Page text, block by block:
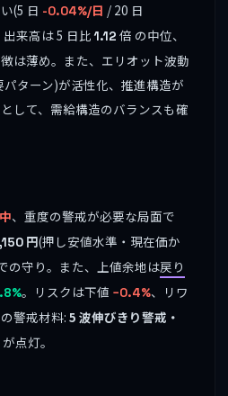
(5 日 -0.04%/日 / 20 日
出来高は 5 日比1.12 倍 の中位、
は薄め。また、エリオット波動
ターン)が活性化、推進構造が
して、需給構造のバランスも確
、重度の警戒が必要な局面で
円(押し安値水準・現在価か
の守り。また、上値余地は戻り
。リスクは下値 −0.4%、リワ
警戒材料: 5 波伸びきり警戒・
が点灯。